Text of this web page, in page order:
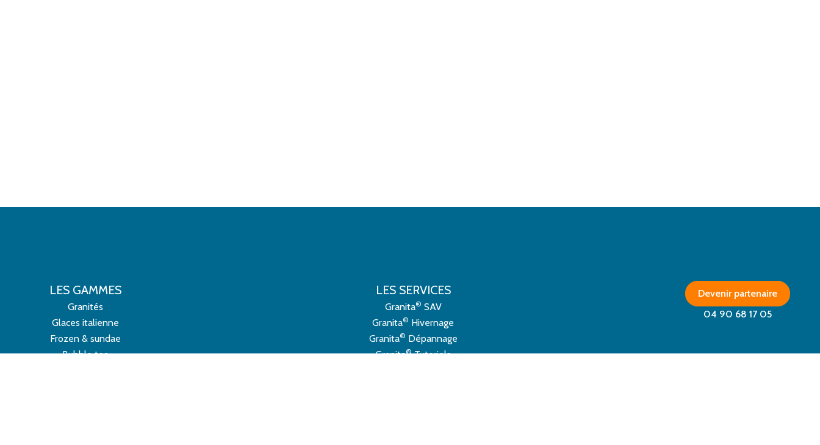
LES GAMMES
Granités
Glaces italienne
Frozen & sundae
Bubble tea
LES SERVICES
Granita® SAV
Granita® Hivernage
Granita® Dépannage
Granita®Tutoriels
Devenir partenaire
04 90 68 17 05